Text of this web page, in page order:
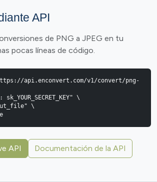
API
de PNG a JPEG en tu
pocas líneas de código.
api.enconvert.com/v1/convert/png-
API Documentación de la API